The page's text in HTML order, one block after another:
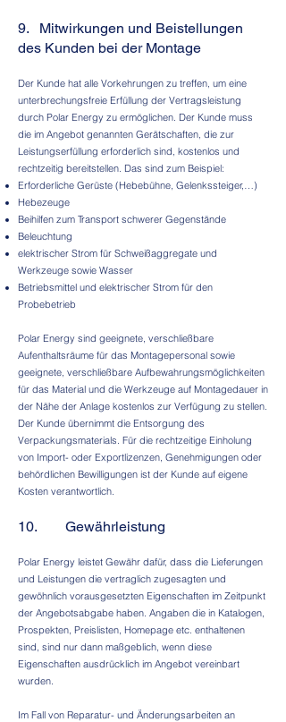
9. Mitwirkungen und Beistellungen
des Kunden bei der Montage
Der Kunde hat alle Vorkehrungen zu treffen, um eine
unterbrechungsfreie Erfüllung der Vertragsleistung
durch Polar Energy zu ermöglichen. Der Kunde muss
die im Angebot genannten Gerätschaften, die zur
Leistungserfüllung erforderlich sind, kostenlos und
rechtzeitig bereitstellen. Das sind zum Beispiel:
Erforderliche Gerüste (Hebebühne, Gelenkssteiger,…)
Hebezeuge
Beihilfen zum Transport schwerer Gegenstände
Beleuchtung
elektrischer Strom für Schweißaggregate und
Werkzeuge sowie Wasser
Betriebsmittel und elektrischer Strom für den
Probebetrieb
Polar Energy sind geeignete, verschließbare
Aufenthaltsräume für das Montagepersonal sowie
geeignete, verschließbare Aufbewahrungsmöglichkeiten
für das Material und die Werkzeuge auf Montagedauer in
der Nähe der Anlage kostenlos zur Verfügung zu stellen.
Der Kunde übernimmt die Entsorgung des
Verpackungsmaterials. Für die rechtzeitige Einholung
von Import- oder Exportlizenzen, Genehmigungen oder
behördlichen Bewilligungen ist der Kunde auf eigene
Kosten verantwortlich.
10. Gewährleistung
Polar Energy leistet Gewähr dafür, dass die Lieferungen
und Leistungen die vertraglich zugesagten und
gewöhnlich vorausgesetzten Eigenschaften im Zeitpunkt
der Angebotsabgabe haben. Angaben die in Katalogen,
Prospekten, Preislisten, Homepage etc. enthaltenen
sind, sind nur dann maßgeblich, wenn diese
Eigenschaften ausdrücklich im Angebot vereinbart
wurden.
Im Fall von Reparatur- und Änderungsarbeiten an